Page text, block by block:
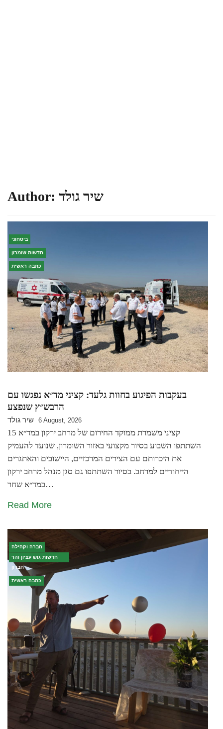
Author: שיר גולד
ביטחוני
חדשות שומרון
כתבה ראשית
בעקבות הפיגוע בחוות גלעד: קציני מד״א נפגשו עם
הרבש״ץ שנפצע
שיר גולד 6 August, 2026
15 קציני משמרת ממוקד החירום של מרחב ירקון במד״א
השתתפו השבוע בסיור מקצועי באזור השומרון, שנועד להעמיק
את היכרותם עם הצירים המרכזיים, היישובים והאתגרים
הייחודיים למרחב. בסיור השתתפו גם סגן מנהל מרחב ירקון
במד״א שחר…
Read More
חברה וקהילה
חדשות גוש עציון והר
חברון
כתבה ראשית